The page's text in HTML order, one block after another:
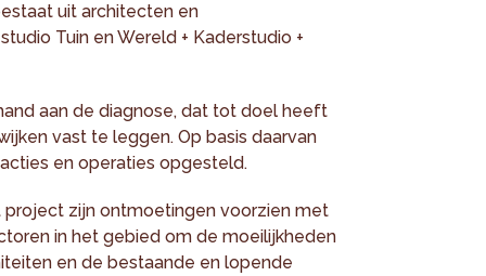
uit architecten en
Tuin en Wereld + Kaderstudio +
aan de diagnose, dat tot doel heeft
vast te leggen. Op basis daarvan
en operaties opgesteld.
zijn ontmoetingen voorzien met
in het gebied om de moeilijkheden
en de bestaande en lopende